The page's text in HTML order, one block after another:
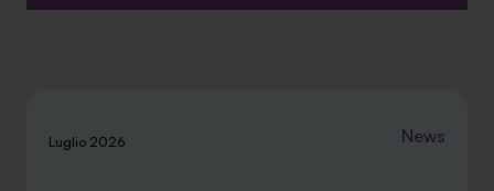
Luglio 2026 News